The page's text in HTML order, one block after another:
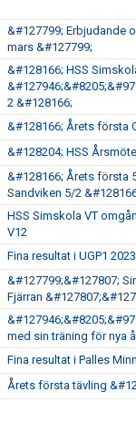
&#127799; Erbjudande
mars &#127799;
&#128166; HSS
2 &#128166;
&#128166; Årets första
&#128204; HSS
&#128166; Årets första
Sandviken 5/2
HSS Simskola VT
V12
Fina resultat i UGP1
&#127799;&#127807;
Fjärran
med sin träning för nya
Fina resultat i Palles
Årets första tävling